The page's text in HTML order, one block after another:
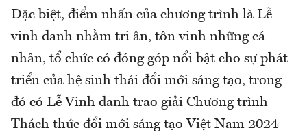
Đặc biệt, điểm nhấn của chương trình là Lễ
vinh danh nhằm tri ân, tôn vinh những cá
nhân, tổ chức có đóng góp nổi bật cho sự phát
triển của hệ sinh thái đổi mới sáng tạo, trong
đó có Lễ Vinh danh trao giải Chương trình
Thách thức đổi mới sáng tạo Việt Nam 2024